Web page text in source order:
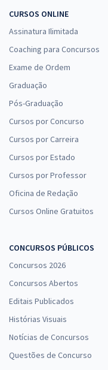
CURSOS ONLINE
Assinatura Ilimitada
Coaching para Concursos
Exame de Ordem
Graduação
Pós-Graduação
Cursos por Concurso
Cursos por Carreira
Cursos por Estado
Cursos por Professor
Oficina de Redação
Cursos Online Gratuitos
CONCURSOS PÚBLICOS
Concursos 2026
Concursos Abertos
Editais Publicados
Histórias Visuais
Notícias de Concursos
Questões de Concurso